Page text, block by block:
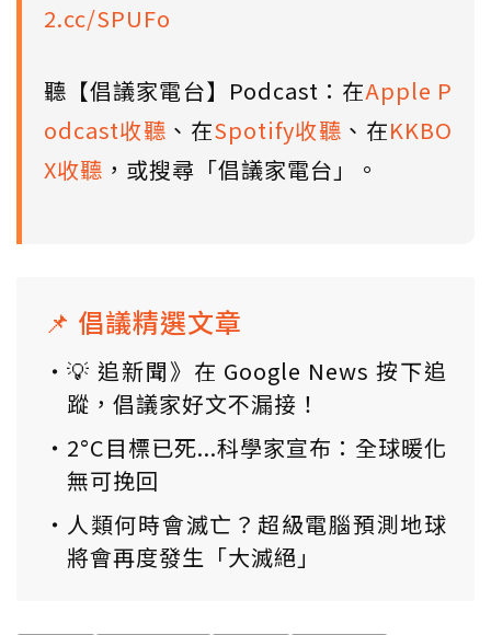
2.cc/SPUFo
聽【倡議家電台】Podcast：在Apple P
odcast收聽 、在Spotify收聽 、在KKBO
X收聽 ，或搜尋「倡議家電台」。
📌 倡議精選文章
💡 追新聞》在 Google News 按下追
蹤，倡議家好文不漏接！
2°C目標已死...科學家宣布：全球暖化
無可挽回
人類何時會滅亡？超級電腦預測地球
將會再度發生「大滅絕」